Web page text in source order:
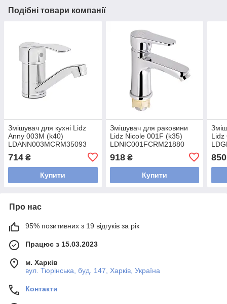
Подібні товари компанії
Змішувач для кухні Lidz
Anny 003M (k40)
LDANN003MCRM35093
714 ₴
Купити
Змішувач для раковини
Lidz Nicole 001F (k35)
LDNIC001FCRM21880
918₴
Купити
Lidz
850
Про нас
95% позитивних з 19 відгуків за рік
Працює з 15.03.2023
м. Харків
вул. Тюрінська, буд. 147, Харків, Україна
Контакти